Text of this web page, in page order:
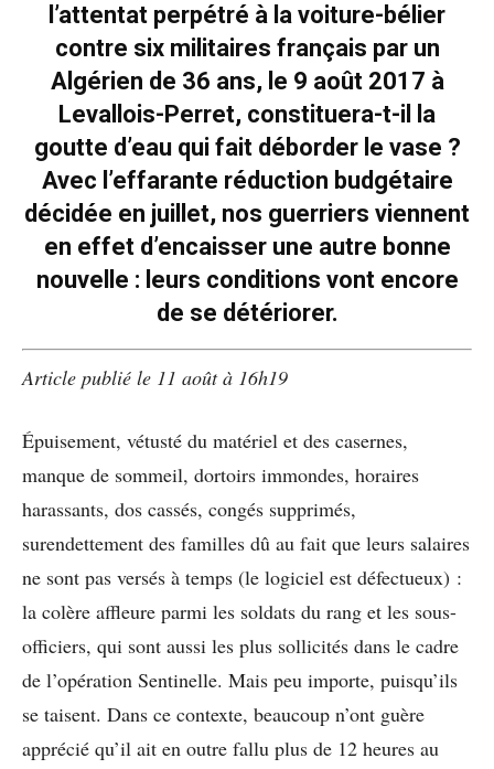
l’attentat perpétré à la voiture-bélier
contre six militaires français par un
Algérien de 36 ans, le 9 août 2017 à
Levallois-Perret, constituera-t-il la
goutte d’eau qui fait déborder le vase ?
Avec l’effarante réduction budgétaire
décidée en juillet, nos guerriers viennent
en effet d’encaisser une autre bonne
nouvelle : leurs conditions vont encore
de se détériorer.
Article publié le 11 août à 16h19
Épuisement, vétusté du matériel et des casernes,
manque de sommeil, dortoirs immondes, horaires
harassants, dos cassés, congés supprimés,
surendettement des familles dû au fait que leurs salaires
ne sont pas versés à temps (le logiciel est défectueux) :
la colère affleure parmi les soldats du rang et les sous-
officiers, qui sont aussi les plus sollicités dans le cadre
de l’opération Sentinelle. Mais peu importe, puisqu’ils
se taisent. Dans ce contexte, beaucoup n’ont guère
apprécié qu’il ait en outre fallu plus de 12 heures au